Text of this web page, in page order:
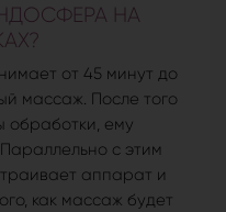
НА
от 45 минут до
массаж. После того
обработки, ему
с этим
аппарат и
как массаж будет